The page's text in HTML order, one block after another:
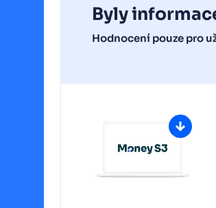
Byly
Hodnocení pouze pro